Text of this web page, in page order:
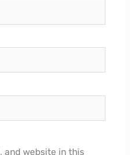
and website in this